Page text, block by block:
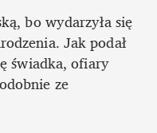
bo wydarzyła się
Jak podał
świadka, ofiary
ze